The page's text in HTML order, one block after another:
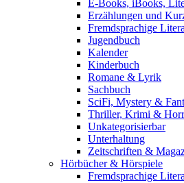
E-Books, iBooks,
Erzählungen und
Fremdsprachige
Jugendbuch
Kalender
Kinderbuch
Romane & Lyrik
Sachbuch
SciFi, Mystery &
Thriller, Krimi &
Unkategorisierbar
Unterhaltung
Zeitschriften &
Hörbücher & Hörspiele
Fremdsprachige